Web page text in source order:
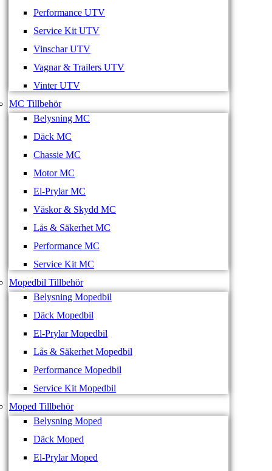
Performance UTV
Service Kit UTV
Vinschar UTV
Vagnar & Trailers UTV
Vinter UTV
MC Tillbehör
Belysning MC
Däck MC
Chassie MC
Motor MC
El-Prylar MC
Väskor & Skydd MC
Lås & Säkerhet MC
Performance MC
Service Kit MC
Mopedbil Tillbehör
Belysning Mopedbil
Däck Mopedbil
El-Prylar Mopedbil
Lås & Säkerhet Mopedbil
Performance Mopedbil
Service Kit Mopedbil
Moped Tillbehör
Belysning Moped
Däck Moped
El-Prylar Moped